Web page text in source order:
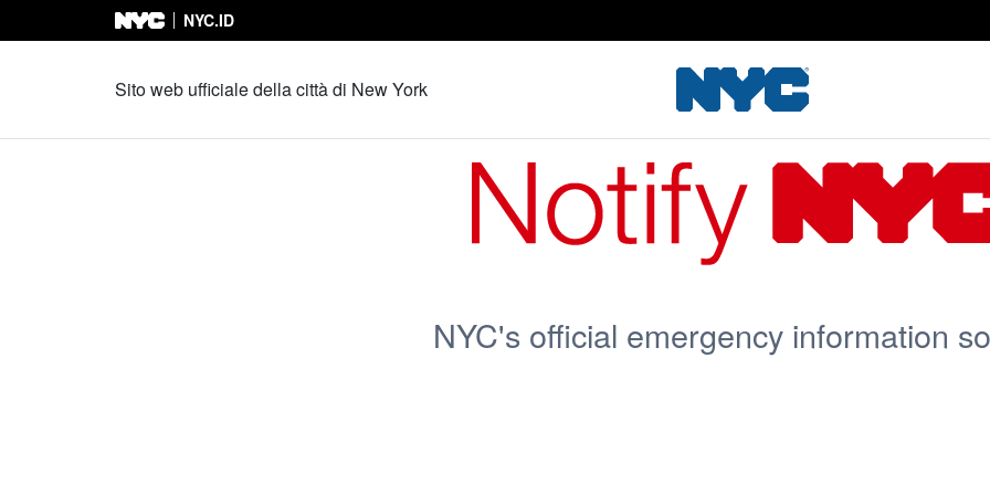
Vai al contenuto
NYC.ID
Sito web ufficiale della città di New York
NYC's official emergency information